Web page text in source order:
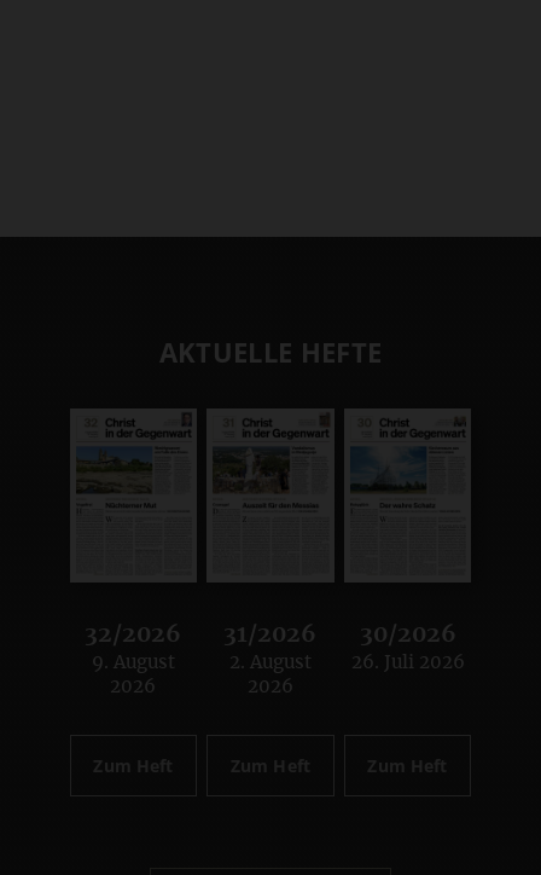
AKTUELLE HEFTE
32/2026
:
9. August
2026
Zum Heft
31/2026
:
2. August
2026
Zum Heft
30/2026
:
26. Juli 2026
Zum Heft